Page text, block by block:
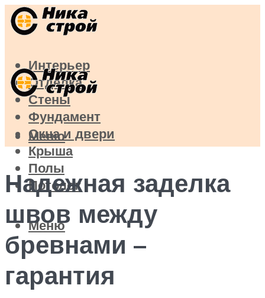
Интерьер
Отделка
Стены
Фундамент
Окна и двери
Крыша
Полы
Потолок
Меню
Меню
Надежная заделка
швов между
бревнами –
гарантия